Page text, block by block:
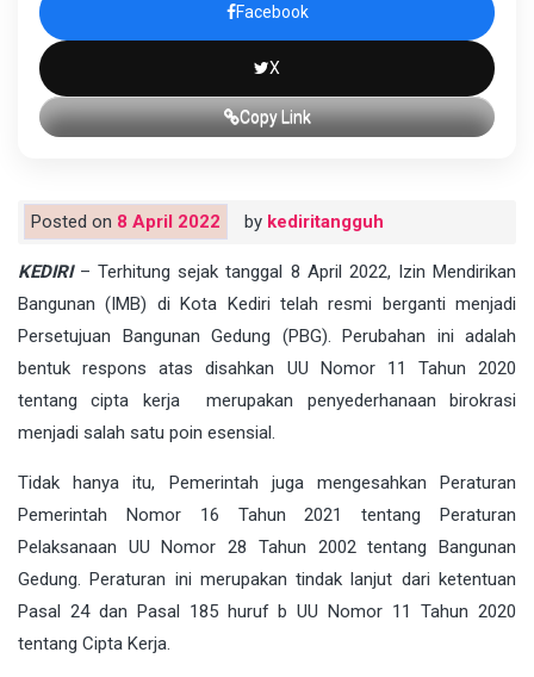
Facebook
X
Copy Link
Posted on 8 April 2022 by kediritangguh
KEDIRI– Terhitung sejak tanggal 8 April 2022, Izin Mendirikan
Bangunan (IMB) di Kota Kediri telah resmi berganti menjadi
Persetujuan Bangunan Gedung (PBG). Perubahan ini adalah
bentuk respons atas disahkan UU Nomor 11 Tahun 2020
tentang cipta kerja merupakan penyederhanaan birokrasi
menjadi salah satu poin esensial.
Tidak hanya itu, Pemerintah juga mengesahkan Peraturan
Pemerintah Nomor 16 Tahun 2021 tentang Peraturan
Pelaksanaan UU Nomor 28 Tahun 2002 tentang Bangunan
Gedung. Peraturan ini merupakan tindak lanjut dari ketentuan
Pasal 24 dan Pasal 185 huruf b UU Nomor 11 Tahun 2020
tentang Cipta Kerja.